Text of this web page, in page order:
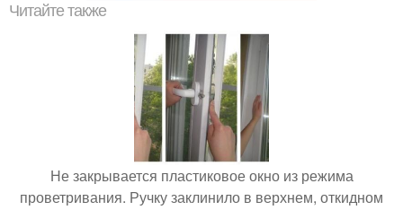
Читайте также
Не закрывается пластиковое окно из режима
проветривания. Ручку заклинило в верхнем, откидном